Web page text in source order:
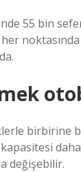
55 bin
birbirine
değişebilir.